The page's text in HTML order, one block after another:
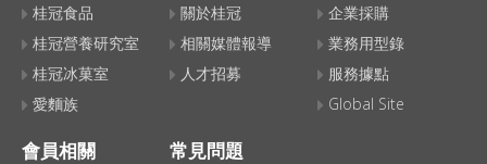
桂冠食品
桂冠營養研究室
桂冠冰菓室
愛麵族
關於桂冠
相關媒體報導
人才招募
企業採購
業務用型錄
服務據點
Global Site
會員相關 常見問題